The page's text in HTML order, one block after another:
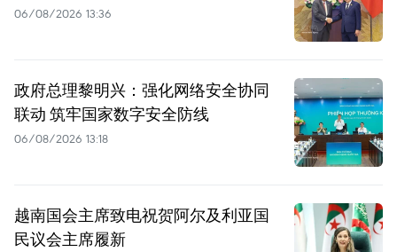
06/08/2026 13:36
政府总理黎明兴：强化网络安全协同
联动 筑牢国家数字安全防线
06/08/2026 13:18
越南国会主席致电祝贺阿尔及利亚国
民议会主席履新